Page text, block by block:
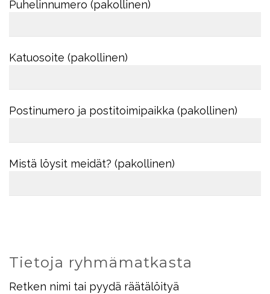
Puhelinnumero (pakollinen)
Katuosoite (pakollinen)
Postinumero ja postitoimipaikka (pakollinen)
Mistä löysit meidät? (pakollinen)
Tietoja ryhmämatkasta
Retken nimi tai pyydä räätälöityä